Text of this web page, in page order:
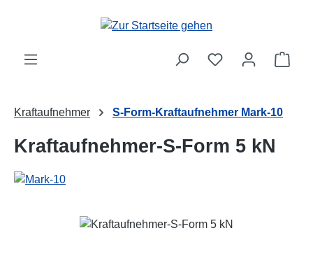
Zum Hauptinhalt springen
Kraftaufnehmer S-Form-Kraftaufnehmer Mark-10
Kraftaufnehmer-S-Form 5 kN
Bildergalerie überspringen